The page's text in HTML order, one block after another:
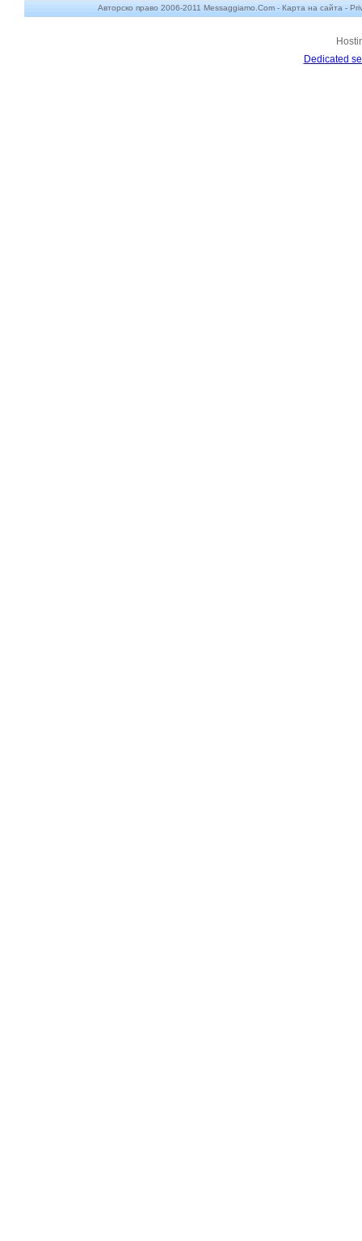
Авторско право 2006-2011 Messaggiamo.Com - Карта на сайта -
Dedicated